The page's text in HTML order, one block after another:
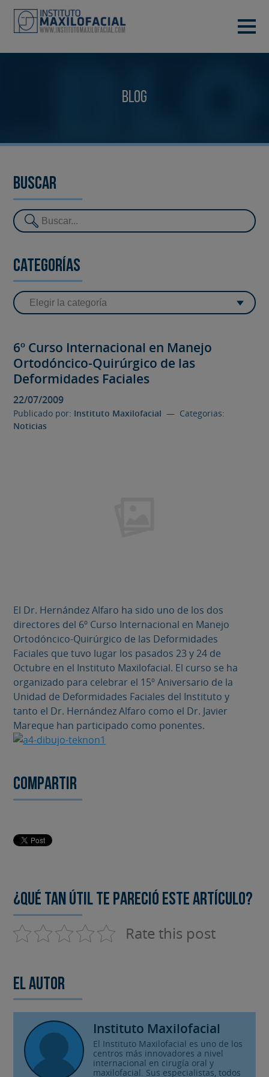
Blog
Buscar
Categorías
6º Curso Internacional en Manejo
Ortodóncico-Quirúrgico de las
Deformidades Faciales
22/07/2009
Publicado por: Instituto Maxilofacial — Categorias:
Noticias
El Dr. Hernández Alfaro ha sido uno de los dos
directores del 6º Curso Internacional en Manejo
Ortodóncico-Quirúrgico de las Deformidades
Faciales que tuvo lugar los pasados 23 y 24 de
Octubre en el Instituto Maxilofacial. El curso se ha
organizado para celebrar el 15º Aniversario de la
Unidad de Deformidades Faciales del Instituto y
tanto el Dr. Hernández Alfaro como el Dr. Javier
Mareque han participado como ponentes.
Compartir
¿Qué tan útil te pareció este artículo?
Rate this post
El autor
Instituto Maxilofacial
El Instituto Maxilofacial es uno de los
centros más innovadores a nivel
internacional en cirugía oral y
maxilofacial. Sus especialistas, todos